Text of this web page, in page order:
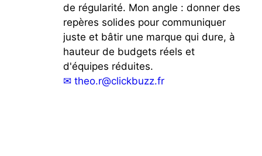
de régularité. Mon angle : donner des
repères solides pour communiquer
juste et bâtir une marque qui dure, à
hauteur de budgets réels et
d'équipes réduites.
✉ theo.r@clickbuzz.fr